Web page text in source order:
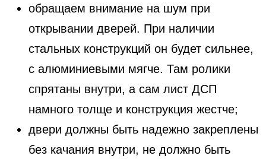
обращаем внимание на шум при
открывании дверей. При наличии
стальных конструкций он будет сильнее,
с алюминиевыми мягче. Там ролики
спрятаны внутри, а сам лист ДСП
намного толще и конструкция жестче;
двери должны быть надежно закреплены
без качания внутри, не должно быть